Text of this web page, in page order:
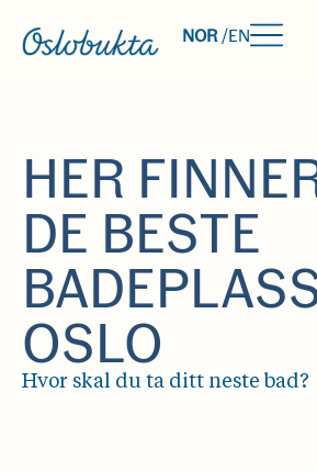
NOR/EN
HER
DE BESTE
OSLO
Hvor skal du ta ditt neste bad?